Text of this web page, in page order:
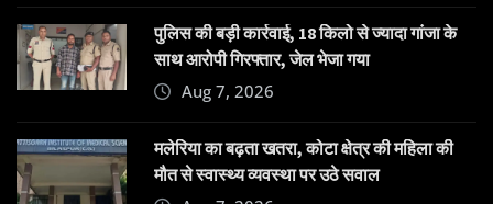
पुलिस की बड़ी कार्रवाई, 18 किलो से ज्यादा गांजा के
साथ आरोपी गिरफ्तार, जेल भेजा गया
Aug 7, 2026
मलेरिया का बढ़ता खतरा, कोटा क्षेत्र की महिला की
मौत से स्वास्थ्य व्यवस्था पर उठे सवाल